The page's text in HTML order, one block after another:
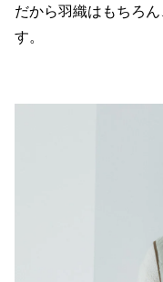
だから羽織はもちろ
す。